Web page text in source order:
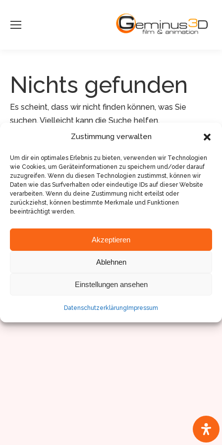
Zustimmung verwalten
Um dir ein optimales Erlebnis zu bieten, verwenden wir Technologien
wie Cookies, um Geräteinformationen zu speichern und/oder darauf
zuzugreifen. Wenn du diesen Technologien zustimmst, können wir
Daten wie das Surfverhalten oder eindeutige IDs auf dieser Website
verarbeiten. Wenn du deine Zustimmung nicht erteilst oder
zurückziehst, können bestimmte Merkmale und Funktionen
beeinträchtigt werden.
Akzeptieren
Ablehnen
Einstellungen ansehen
Datenschutzerklärung Impressum
Nichts gefunden
Es scheint, dass wir nicht finden können, was Sie
suchen. Vielleicht kann die Suche helfen.